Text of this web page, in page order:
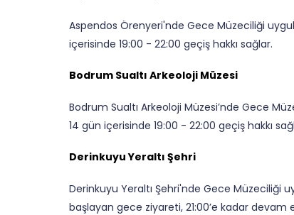
Aspendos Örenyeri'nde Gece Müzeciliği
içerisinde 19:00 - 22:00 geçiş hakkı sağlar.
Bodrum Sualtı Arkeoloji Müzesi
Bodrum Sualtı Arkeoloji Müzesi’nde Gece
14 gün içerisinde 19:00 - 22:00 geçiş hakkı
Derinkuyu Yeraltı Şehri
Derinkuyu Yeraltı Şehri'nde Gece Müzeciliği
başlayan gece ziyareti, 21:00’e kadar devam